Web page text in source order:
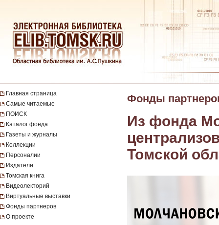
Главная страница
Самые читаемые
ПОИСК
Каталог фонда
Газеты и журналы
Коллекции
Персоналии
Издатели
Томская книга
Видеолекторий
Виртуальные выставки
Фонды партнеров
О проекте
Фонды
Из фонда
Томской